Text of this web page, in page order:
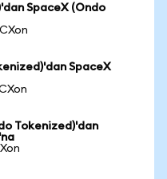
SpaceX (Ondo
SpaceX
Tokenized)'dan